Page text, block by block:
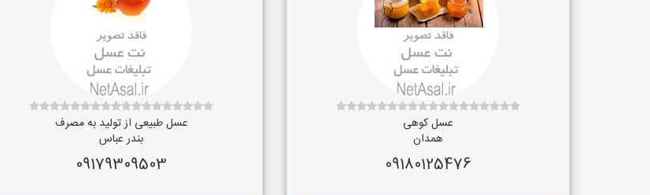
عسل کوهی
همدان
09180125476
عسل طبیعی از تولید به مصرف
بندر عباس
09179309503